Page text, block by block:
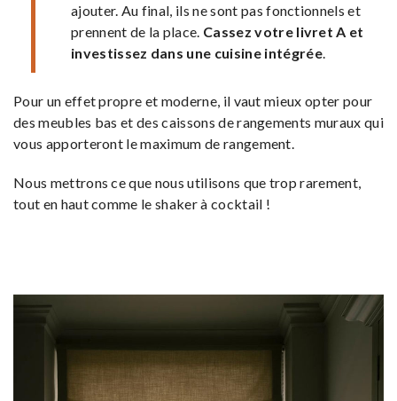
ajouter. Au final, ils ne sont pas fonctionnels et
prennent de la place. Cassez votre livret A et
investissez dans une cuisine intégrée.
Pour un effet propre et moderne, il vaut mieux opter pour
des meubles bas et des caissons de rangements muraux qui
vous apporteront le maximum de rangement.
Nous mettrons ce que nous utilisons que trop rarement,
tout en haut comme le shaker à cocktail !